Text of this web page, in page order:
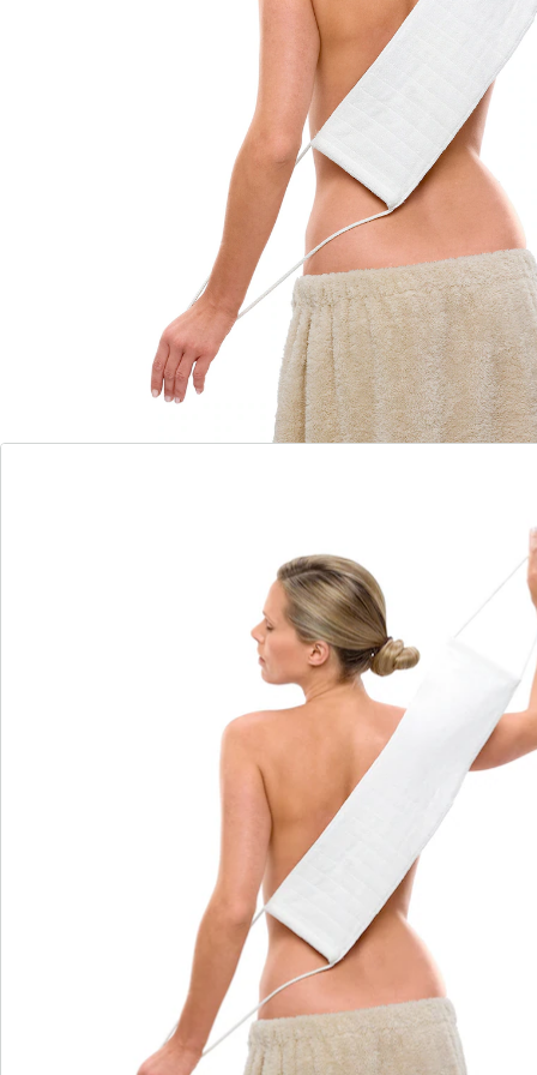
optimaliseert de opname van
huidverzorgingsproducten
voor moeilijk bereikbare lichaamsdelen
maakt glad en schoon
stimuleert de bloedsomloop
dermatologisch getest
Het geheim: micropeeling reinigt tot diep in de poriën
alleen met water. De microvezels stimuleren de
doorbloeding en dus ook de celvernieuwing.
Dermatologisch getest.
Bestelformulier
Nieuwsbrief aanmelden
We zijn er voor u